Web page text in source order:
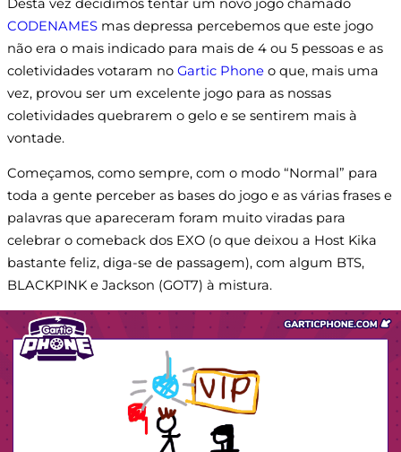
CODENAMES mas depressa percebemos que este jogo
não era o mais indicado para mais de 4 ou 5 pessoas e as
coletividades votaram no Gartic Phone o que, mais uma
vez, provou ser um excelente jogo para as nossas
coletividades quebrarem o gelo e se sentirem mais à
vontade.
Começamos, como sempre, com o modo “Normal” para
toda a gente perceber as bases do jogo e as várias frases e
palavras que apareceram foram muito viradas para
celebrar o comeback dos EXO (o que deixou a Host Kika
bastante feliz, diga-se de passagem), com algum BTS,
BLACKPINK e Jackson (GOT7) à mistura.